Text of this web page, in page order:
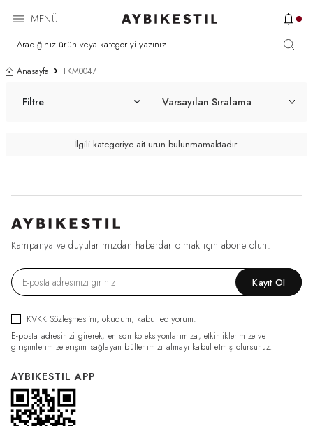
MENÜ
Anasayfa TKM0047
Filtre
İlgili kategoriye ait ürün bulunmamaktadır.
Kampanya ve duyularımızdan haberdar olmak için abone olun.
Kayıt Ol
KVKK Sözleşmesi'ni, okudum, kabul ediyorum.
E-posta adresinizi girerek, en son koleksiyonlarımıza, etkinliklerimize ve
girişimlerimize erişim sağlayan bültenimizi almayı kabul etmiş olursunuz.
AYBIKESTIL APP